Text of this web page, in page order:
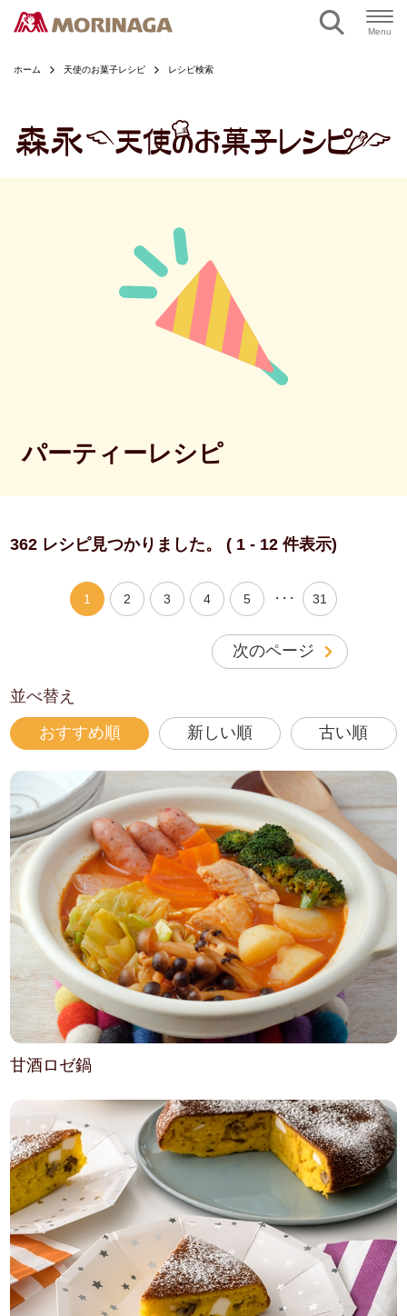
Menu
ホーム 天使のお菓子レシピ レシピ検索
パーティーレシピ
362 レシピ見つかりました。 ( 1 - 12 件表示)
1 2 3 4 5 ・・・ 31
次のページ
並べ替え
おすすめ順 新しい順 古い順
甘酒ロゼ鍋